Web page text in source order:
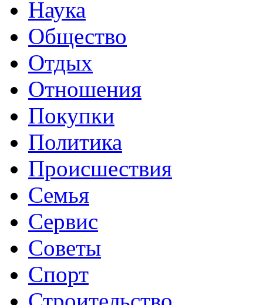
Наука
Общество
Отдых
Отношения
Покупки
Политика
Происшествия
Семья
Сервис
Советы
Спорт